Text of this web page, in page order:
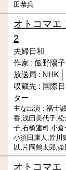
田恭兵
オトコマエ
2
夫婦日和
作家 : 飯野陽子
放送局 : NHK
収蔵先 : 国際
ター
主な出演 : 福士
香,浅田美代子,
子,石橋蓮司,小
小須田康人,皆川
以,片岡鶴太郎,
オトコマエ